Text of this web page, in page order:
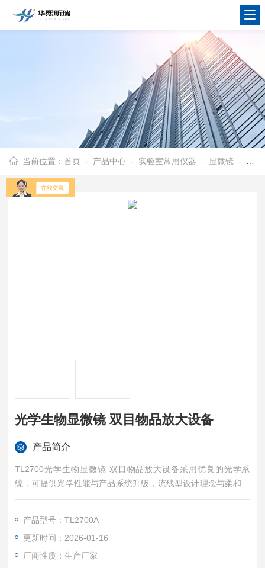
当前位置：首页 - 产品中心 - 实验室常用仪器 - 显微镜 - TL2700A光学生物显微镜 双目物品放大设备
光学生物显微镜 双目物品放大设备
产品简介
TL2700光学生物显微镜 双目物品放大设备采用优良的光学系
统，可提供光学性能与产品系统升级，流线型设计理念与柔和的
颜色搭配,使显微镜便具美感,符合人机学设计理念,使操作更方便
教学、科研等单位的理想仪器。
产品型号：TL2700A
更新时间：2026-01-16
厂商性质：生产厂家